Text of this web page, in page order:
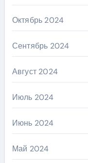
Октябрь 2024
Сентябрь 2024
Август 2024
Июль 2024
Июнь 2024
Май 2024